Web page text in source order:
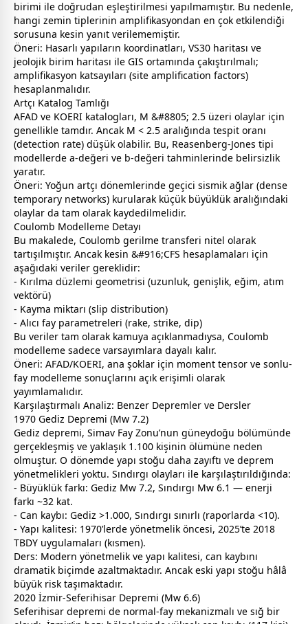
birimi ile doğrudan eşleştirilmesi yapılmamıştır. Bu nedenle,
hangi zemin tiplerinin amplifikasyondan en çok etkilendiği
sorusuna kesin yanıt verilememiştir.
Öneri: Hasarlı yapıların koordinatları, VS30 haritası ve
jeolojik birim haritası ile GIS ortamında çakıştırılmalı;
amplifikasyon katsayıları (site amplification factors)
hesaplanmalıdır.
Artçı Katalog Tamlığı
AFAD ve KOERI katalogları, M &#8805; 2.5 üzeri olaylar için
genellikle tamdır. Ancak M < 2.5 aralığında tespit oranı
(detection rate) düşük olabilir. Bu, Reasenberg-Jones tipi
modellerde a-değeri ve b-değeri tahminlerinde belirsizlik
yaratır.
Öneri: Yoğun artçı dönemlerinde geçici sismik ağlar (dense
temporary networks) kurularak küçük büyüklük aralığındaki
olaylar da tam olarak kaydedilmelidir.
Coulomb Modelleme Detayı
Bu makalede, Coulomb gerilme transferi nitel olarak
tartışılmıştır. Ancak kesin &#916;CFS hesaplamaları için
aşağıdaki veriler gereklidir:
- Kırılma düzlemi geometrisi (uzunluk, genişlik, eğim, atım
vektörü)
- Kayma miktarı (slip distribution)
- Alıcı fay parametreleri (rake, strike, dip)
Bu veriler tam olarak kamuya açıklanmadıysa, Coulomb
modelleme sadece varsayımlara dayalı kalır.
Öneri: AFAD/KOERI, ana şoklar için moment tensor ve sonlu-
fay modelleme sonuçlarını açık erişimli olarak
yayımlamalıdır.
Karşılaştırmalı Analiz: Benzer Depremler ve Dersler
1970 Gediz Depremi (Mw 7.2)
Gediz depremi, Simav Fay Zonu’nun güneydoğu bölümünde
gerçekleşmiş ve yaklaşık 1.100 kişinin ölümüne neden
olmuştur. O dönemde yapı stoğu daha zayıftı ve deprem
yönetmelikleri yoktu. Sındırgı olayları ile karşılaştırıldığında:
- Büyüklük farkı: Gediz Mw 7.2, Sındırgı Mw 6.1 — enerji
farkı ~32 kat.
- Can kaybı: Gediz >1.000, Sındırgı sınırlı (raporlarda <10).
- Yapı kalitesi: 1970’lerde yönetmelik öncesi, 2025’te 2018
TBDY uygulamaları (kısmen).
Ders: Modern yönetmelik ve yapı kalitesi, can kaybını
dramatik biçimde azaltmaktadır. Ancak eski yapı stoğu hâlâ
büyük risk taşımaktadır.
2020 İzmir-Seferihisar Depremi (Mw 6.6)
Seferihisar depremi de normal-fay mekanizmalı ve sığ bir